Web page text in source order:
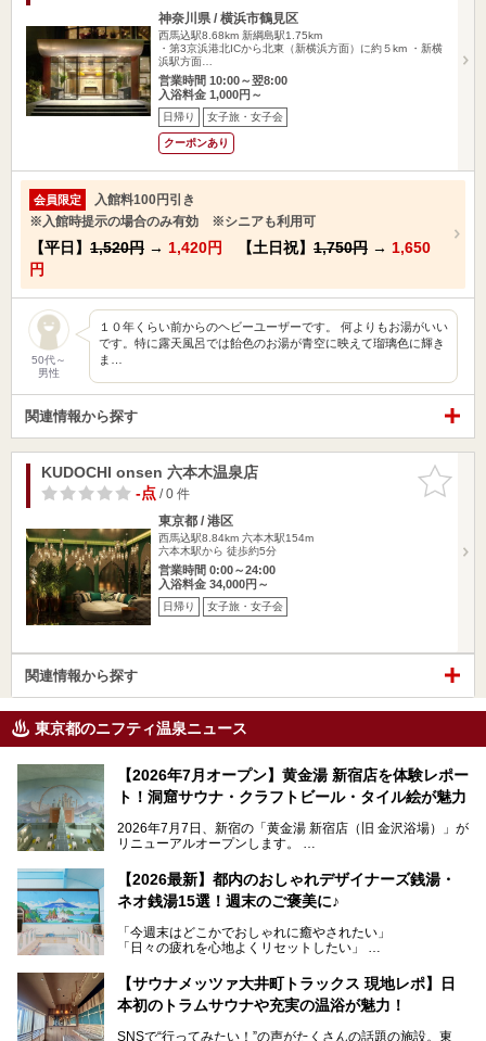
神奈川県 / 横浜市鶴見区
西馬込駅8.68km 新綱島駅1.75km
・第3京浜港北ICから北東（新横浜方面）に約５km ・新横
浜駅方面…
営業時間 10:00～翌8:00
入浴料金 1,000円～
日帰り 女子旅・女子会
クーポンあり
会員限定
入館料100円引き
※入館時提示の場合のみ有効 ※シニアも利用可
【平日】 1,520円 → 1,420円 【土日祝】 1,750円 → 1,650
円
50代～
男性
１０年くらい前からのヘビーユーザーです。 何よりもお湯がいい
です。特に露天風呂では飴色のお湯が青空に映えて瑠璃色に輝き
ま…
関連情報から探す
お気に入
りに追加
KUDOCHI onsen 六本木温泉店
-点/ 0 件
東京都 / 港区
西馬込駅8.84km 六本木駅154m
六本木駅から 徒歩約5分
営業時間 0:00～24:00
入浴料金 34,000円～
日帰り 女子旅・女子会
関連情報から探す
東京都のニフティ温泉ニュース
【2026年7月オープン】黄金湯 新宿店を体験レポー
ト！洞窟サウナ・クラフトビール・タイル絵が魅力
2026年7月7日、新宿の「黄金湯 新宿店（旧 金沢浴場）」が
リニューアルオープンします。
レトロでノスタルジックなタイル絵はそのまま、昔からここ
を知る地元の人にも、新しく足を運んでくれる人にも愛され
る、今の時代の"銭湯"として生まれ変わりました。洞窟のよ
ビアバーなど、新しく登場したスポットも併せて紹介しま
す。充実した設備があるのに、基本の入浴料が銭湯価格の5
【2026最新】都内のおしゃれデザイナーズ銭湯・
ネオ銭湯15選！週末のご褒美に♪
「今週末はどこかでおしゃれに癒やされたい」
「日々の疲れを心地よくリセットしたい」
となっている新しいスタイルの銭湯です。
最近、SNSやメディアで「デザイナーズ銭湯」や「ネオ銭
【サウナメッツァ大井町トラックス 現地レポ】日
本初のトラムサウナや充実の温浴が魅力！
SNSで“行ってみたい！”の声がたくさんの話題の施設。東